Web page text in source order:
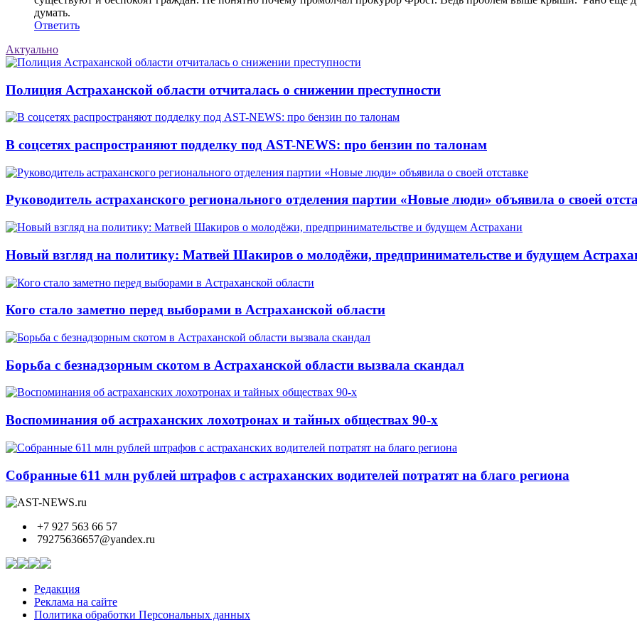
думать.
Ответить
Актуально
Полиция Астраханской области отчиталась о снижении преступности
В соцсетях распространяют подделку под AST-NEWS: про бензин по талонам
Руководитель астраханского регионального отделения партии «Новые люди» объявила о своей
Новый взгляд на политику: Матвей Шакиров о молодёжи, предпринимательстве и будущем
Кого стало заметно перед выборами в Астраханской области
Борьба с безнадзорным скотом в Астраханской области вызвала скандал
Воспоминания об астраханских лохотронах и тайных обществах 90-х
Собранные 611 млн рублей штрафов с астраханских водителей потратят на благо региона
+7 927 563 66 57
79275636657@yandex.ru
Редакция
Реклама на сайте
Политика обработки Персональных данных